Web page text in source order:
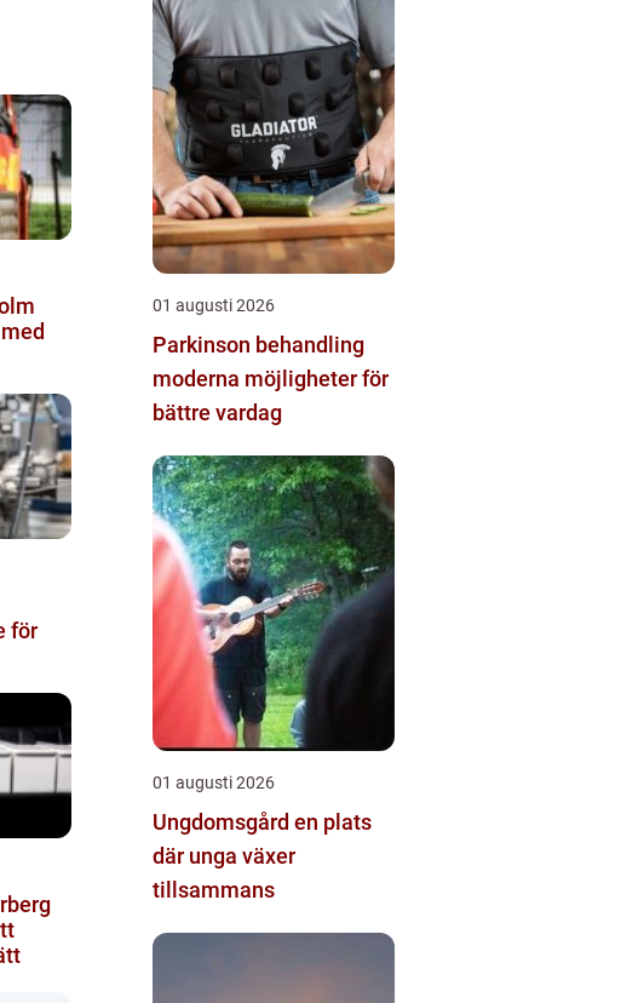
för
01 augusti 2026
Parkinson behandling
moderna möjligheter för
bättre vardag
01 augusti 2026
Ungdomsgård en plats
där unga växer
tillsammans